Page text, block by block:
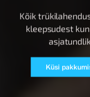
Kõik
kleepsudest
Küsi